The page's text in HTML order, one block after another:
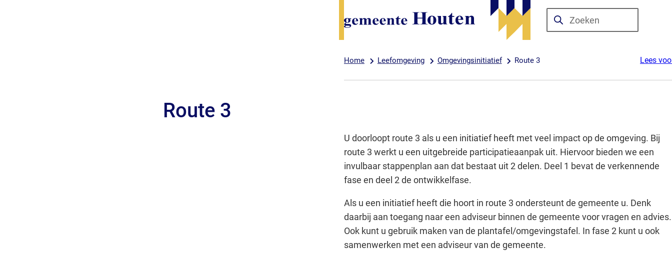
Zoeken
Wanneer
kun
door
pijl
omhoog
te
gebruiken.
Gebruik
Home Leefomgeving Omgevingsinitiatief Route 3 Lees
Route 3
U doorloopt route 3 als u een initiatief heeft met veel impact op de omgeving. Bij
route 3 werkt u een uitgebreide participatieaanpak uit. Hiervoor bieden we een
invulbaar stappenplan aan dat bestaat uit 2 delen. Deel 1 bevat de verkennende
fase en deel 2 de ontwikkelfase.
Als u een initiatief heeft die hoort in route 3 ondersteunt de gemeente u. Denk
daarbij aan toegang naar een adviseur binnen de gemeente voor vragen en advies.
Ook kunt u gebruik maken van de plantafel/omgevingstafel. In fase 2 kunt u ook
samenwerken met een adviseur van de gemeente.